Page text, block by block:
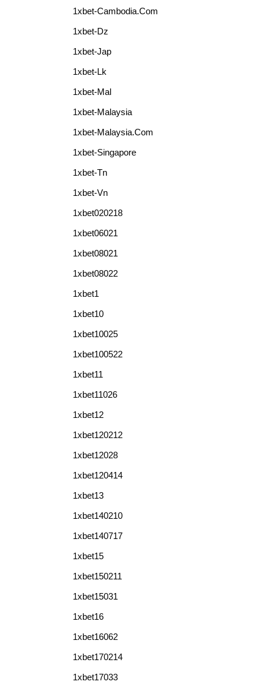
1xbet-Cambodia.com
1xbet-Dz
1xbet-Jap
1xbet-Lk
1xbet-Mal
1xbet-Malaysia
1xbet-Malaysia.com
1xbet-Singapore
1xbet-Tn
1xbet-Vn
1xbet020218
1xbet06021
1xbet08021
1xbet08022
1xbet1
1xbet10
1xbet10025
1xbet100522
1xbet11
1xbet11026
1xbet12
1xbet120212
1xbet12028
1xbet120414
1xbet13
1xbet140210
1xbet140717
1xbet15
1xbet150211
1xbet15031
1xbet16
1xbet16062
1xbet170214
1xbet17033